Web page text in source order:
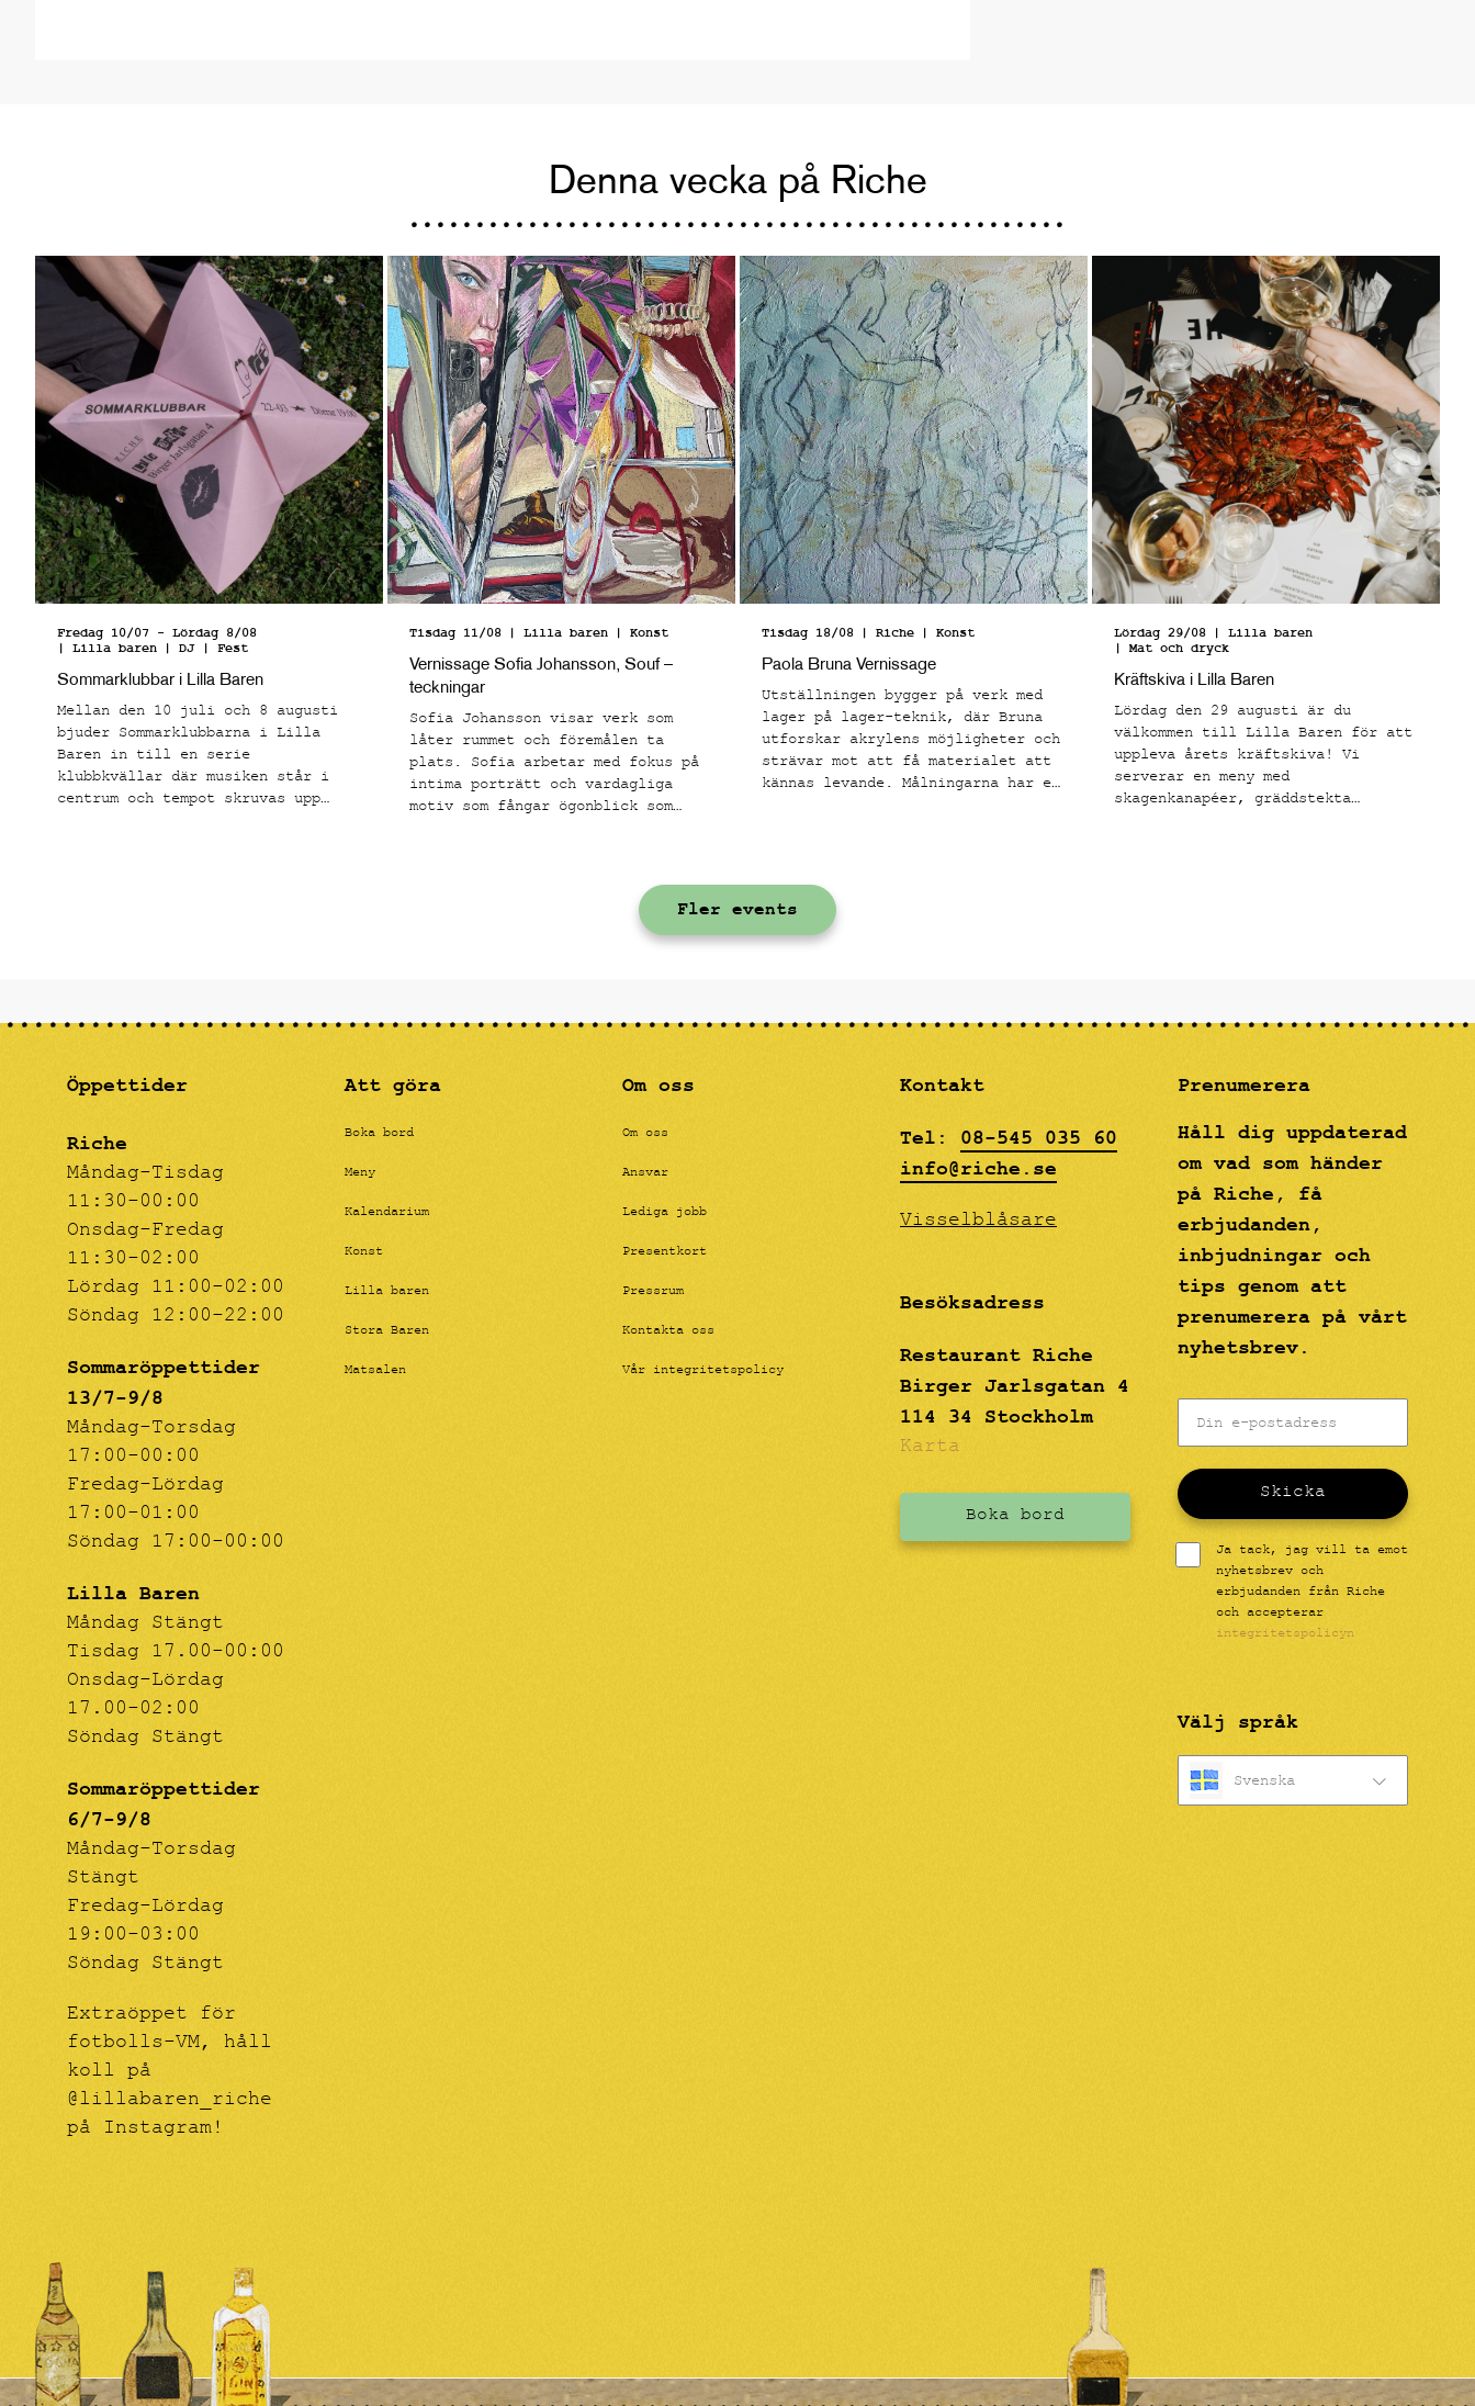
Denna vecka på Riche
Fredag 10/07 - Lördag 8/08
| Lilla baren | DJ | Fest
Sommarklubbar i Lilla Baren
Mellan den 10 juli och 8 augusti
bjuder Sommarklubbarna i Lilla
Baren in till en serie
klubbkvällar där musiken står i
centrum och tempot skruvas upp
Tisdag 11/08 | Lilla baren | Konst
Vernissage Sofia Johansson, Souf –
teckningar
Sofia Johansson visar verk som
låter rummet och föremålen ta
plats. Sofia arbetar med fokus på
intima porträtt och vardagliga
motiv som fångar ögonblick som
Tisdag 18/08 | Riche | Konst
Paola Bruna Vernissage
Utställningen bygger på verk med
lager på lager-teknik, där Bruna
utforskar akrylens möjligheter och
strävar mot att få materialet att
kännas levande. Målningarna har en
tankarna till klassiskt måleri och
teckning, men i kontrast mot den
här grova ytan. Paola har
akryl, effekten blir en "drömmig"
Lördag 29/08 | Lilla baren
| Mat och dryck
Kräftskiva i Lilla Baren
Lördag den 29 augusti är du
välkommen till Lilla Baren för att
uppleva årets kräftskiva! Vi
serverar en meny med
skagenkanapéer, gräddstekta
Fler events
Öppettider
Riche
Måndag-Tisdag
11:30-00:00
Onsdag-Fredag
11:30-02:00
Lördag 11:00-02:00
Söndag 12:00-22:00
Sommaröppettider
13/7-9/8
Måndag-Torsdag
17:00-00:00
Fredag-Lördag
17:00-01:00
Söndag 17:00-00:00
Lilla Baren
Måndag Stängt
Tisdag 17.00-00:00
Onsdag-Lördag
17.00-02:00
Söndag Stängt
Sommaröppettider
6/7-9/8
Måndag-Torsdag
Stängt
Fredag-Lördag
19:00-03:00
Söndag Stängt
Extraöppet för
fotbolls-VM, håll
koll på
@lillabaren_riche
på Instagram!
Att göra
Boka bord
Meny
Kalendarium
Konst
Lilla baren
Stora Baren
Matsalen
Om oss
Om oss
Ansvar
Lediga jobb
Presentkort
Pressrum
Kontakta oss
Vår integritetspolicy
Kontakt
Tel: 08-545 035 60
info@riche.se
Visselblåsare
Besöksadress
Restaurant Riche
Birger Jarlsgatan 4
114 34 Stockholm
Karta
Boka bord
Prenumerera
Håll dig uppdaterad
om vad som händer
på Riche, få
erbjudanden,
inbjudningar och
tips genom att
prenumerera på vårt
nyhetsbrev.
Skicka
Ja tack, jag vill ta emot
nyhetsbrev och
erbjudanden från Riche
och accepterar
integritetspolicyn
Välj språk
Svenska